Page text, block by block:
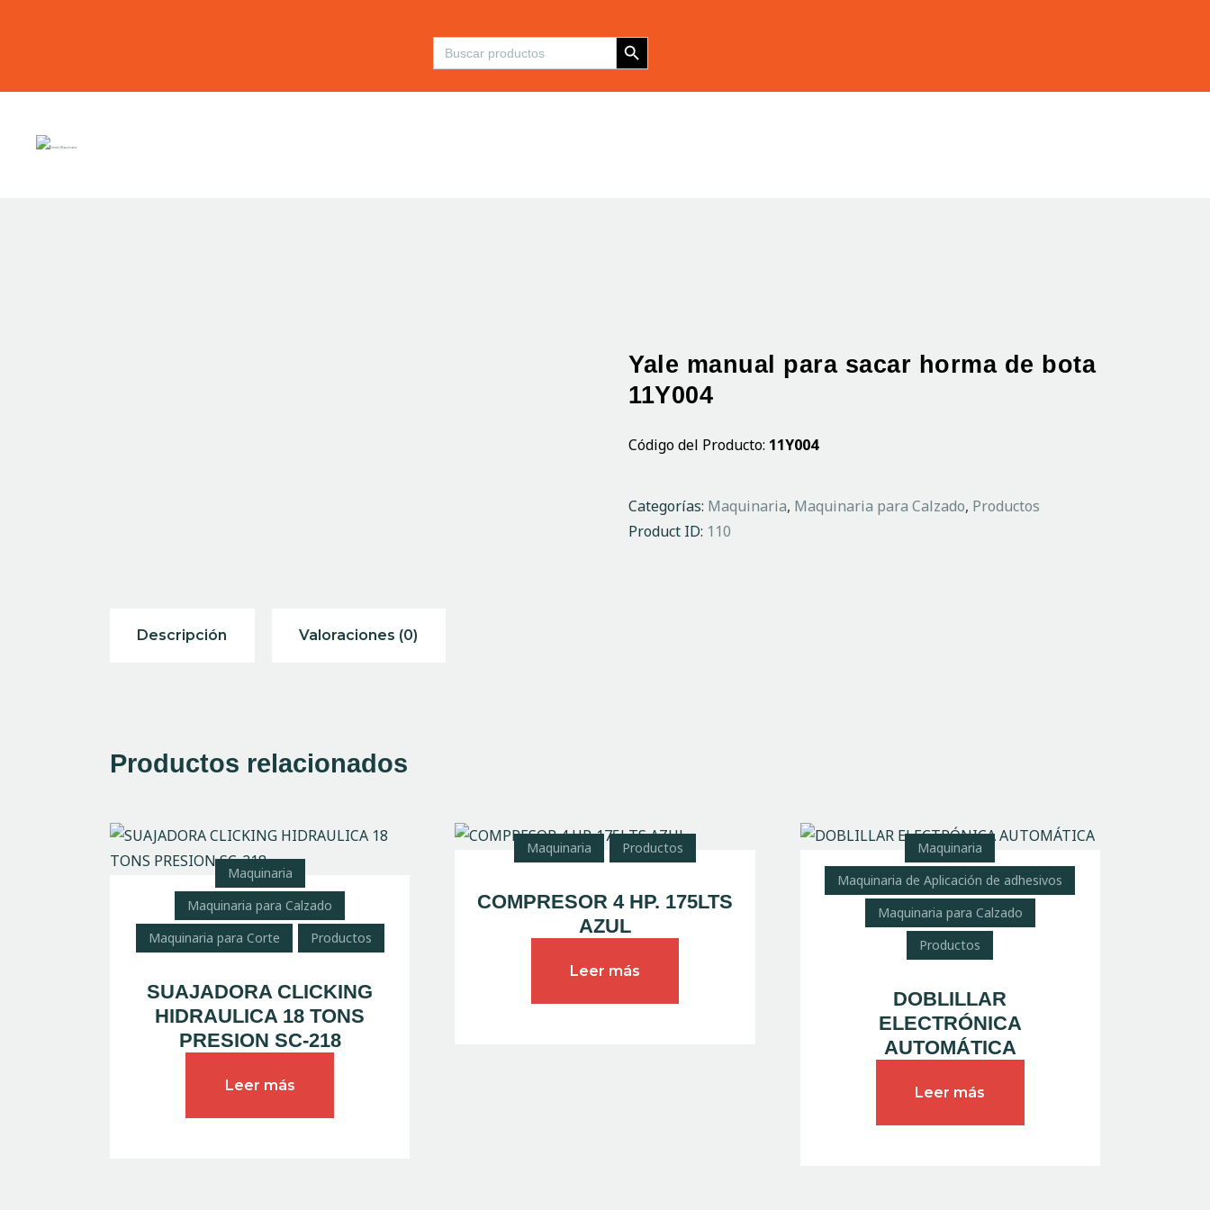
Buscar: Botón de búsqueda
Maquinaria
Yale manual para sacar horma de bota
11Y004
Código del Producto: 11Y004
Categorías: Maquinaria, Maquinaria para Calzado, Productos
Product ID: 110
Descripción Valoraciones (0)
Productos relacionados
Maquinaria
Maquinaria para Calzado
Maquinaria para Corte
Productos
SUAJADORA CLICKING
HIDRAULICA 18 TONS
PRESION SC-218
Leer más
Maquinaria Productos
COMPRESOR 4 HP. 175LTS
AZUL
Leer más
Maquinaria
Maquinaria de Aplicación de adhesivos
Maquinaria para Calzado
Productos
DOBLILLAR
ELECTRÓNICA
AUTOMÁTICA
Leer más